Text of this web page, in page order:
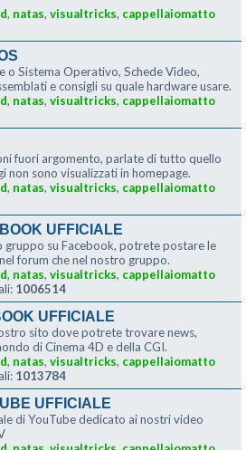
, natas, visualtricks, cappellaiomatto
o Sistema Operativo, Schede Video,
e consigli su quale hardware usare.
, natas, visualtricks, cappellaiomatto
fuori argomento, parlate di tutto quello
non sono visualizzati in homepage.
, natas, visualtricks, cappellaiomatto
UFFICIALE
su Facebook, potrete postare le
forum che nel nostro gruppo.
, natas, visualtricks, cappellaiomatto
1006514
UFFICIALE
sito dove potrete trovare news,
di Cinema 4D e della CGI.
, natas, visualtricks, cappellaiomatto
1013784
UFFICIALE
di YouTube dedicato ai nostri video